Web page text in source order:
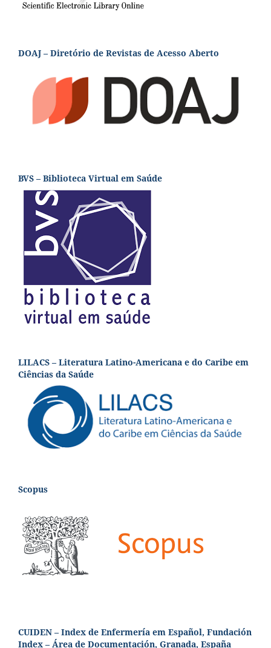
DOAJ – Diretório de Revistas de Acesso Aberto
BVS – Biblioteca Virtual em Saúde
LILACS – Literatura Latino-Americana e do Caribe em
Ciências da Saúde
Scopus
CUIDEN – Index de Enfermería em Español, Fundación
Index – Área de Documentación, Granada, España